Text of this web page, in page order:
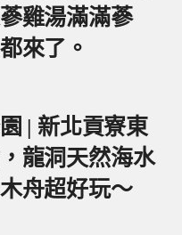
雞湯滿滿蔘
來了。
| 新北貢寮東
龍洞天然海水
舟超好玩～